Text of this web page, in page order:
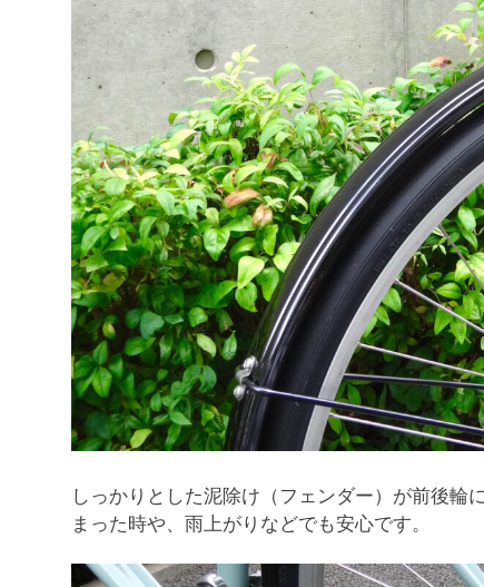
しっかりとした泥除け（フェンダー）が前後輪
まった時や、雨上がりなどでも安心です。